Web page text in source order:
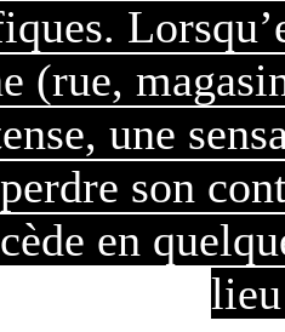
(rue,
une
son
en